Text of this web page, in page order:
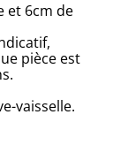
et 6cm de
pièce est
vaisselle.